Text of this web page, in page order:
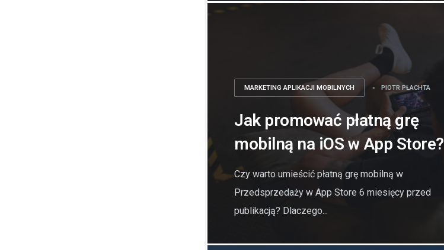
MARKETING APLIKACJI MOBILNYCH PIOTR PŁACHTA
Jak promować płatną grę
mobilną na iOS w App Store?
Czy warto umieścić płatną grę mobilną w
Przedsprzedaży w App Store 6 miesięcy przed
publikacją? Dlaczego...